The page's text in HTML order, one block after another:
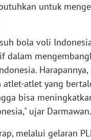
untuk
bola voli
dalam
atlet yang
bisa
ujar Darmawan.
melalui gelaran